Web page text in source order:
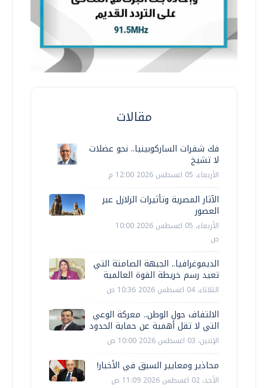
مقالات
فك شفرات الساركوبينيا.. نحو عضلات
لا تشيخ
الأربعاء، 05 اغسطس 2026 12:00 م
الآثار المصرية وتأثيرات الزلازل عبر
العصور
الأربعاء، 05 اغسطس 2026 10:00
ص
الديموغرافيا.. الجبهة الصامتة التي
تعيد رسم خريطة القوة العالمية
الثلاثاء، 04 اغسطس 2026 10:36 ص
الالتفاف حول الوطن.. معركة الوعي
التي لا تقل أهمية عن حماية الحدود
الإثنين، 03 اغسطس 2026 10:00 ص
محاذير ومعايير السبق في الأخبار!
الأحد، 02 اغسطس 2026 11:09 ص